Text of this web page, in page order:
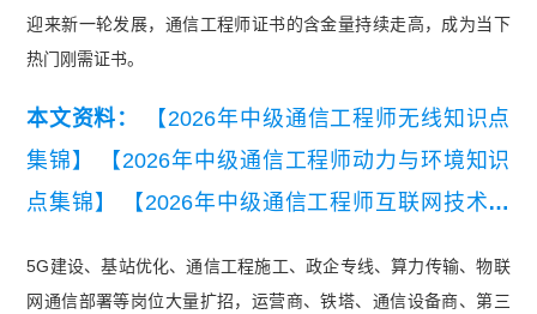
迎来新一轮发展，通信工程师证书的含金量持续走高，成为当下
热门刚需证书。
本文资料：
【2026年中级通信工程师无线知识点
集锦】
【2026年中级通信工程师动力与环境知识
点集锦】
【2026年中级通信工程师互联网技术知
5G建设、基站优化、通信工程施工、政企专线、算力传输、物联
网通信部署等岗位大量扩招，运营商、铁塔、通信设备商、第三